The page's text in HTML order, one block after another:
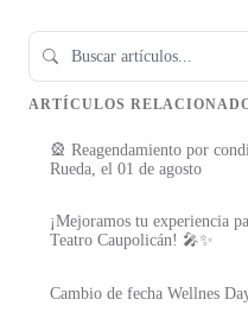
ARTÍCULOS
🎡 Reagendamiento por
Rueda, el 01 de agosto
¡Mejoramos tu experiencia
Teatro Caupolicán! 🎤✨
Cambio de fecha Wellnes